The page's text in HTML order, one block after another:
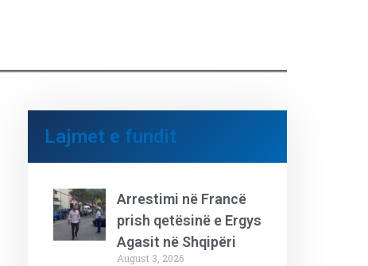
Lajmet e fundit
Arrestimi në Francë
prish qetësinë e Ergys
Agasit në Shqipëri
August 3, 2026